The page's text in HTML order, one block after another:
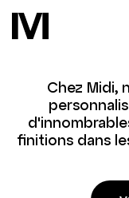
Chez Midi,
finitions dans